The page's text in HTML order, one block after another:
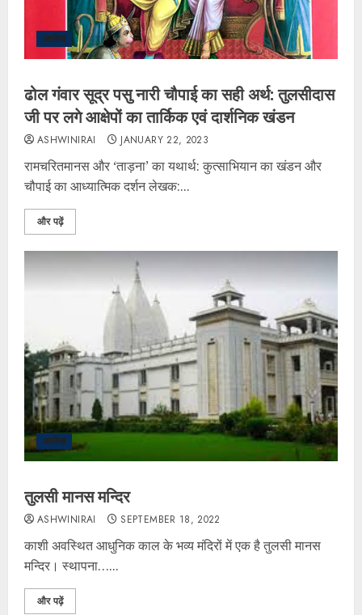
आलेख
ढोल गंवार सूद्र पसु नारी चौपाई का सही अर्थ: तुलसीदास
जी पर लगे आक्षेपों का तार्किक एवं दार्शनिक खंडन
ASHWINIRAI JANUARY 22, 2023
रामचरितमानस और ‘ताड़ना’ का यथार्थ: कुत्साभियान का खंडन और
चौपाई का आध्यात्मिक दर्शन ​लेखक:...
और पढ़ें
आलेख
तुलसी मानस मन्दिर
ASHWINIRAI SEPTEMBER 18, 2022
काशी अवस्थित आधुनिक काल के भव्य मंदिरों में एक है तुलसी मानस
मन्दिर। स्थापना…...
और पढ़ें